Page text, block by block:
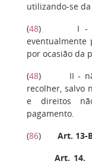
utilizando-se
(48) I -
eventualmente
por ocasião da
(48) II - não
recolher, salvo
e direitos
pagamento.
(86) Art. 13-
Art. 14.